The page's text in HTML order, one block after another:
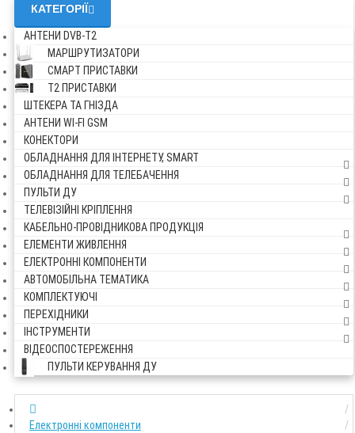
КАТЕГОРІЇ
АНТЕНИ DVB-Т2
МАРШРУТИЗАТОРИ
СМАРТ ПРИСТАВКИ
Т2 ПРИСТАВКИ
ШТЕКЕРА ТА ГНІЗДА
АНТЕНИ WI-FI GSM
КОНЕКТОРИ
ОБЛАДНАННЯ ДЛЯ ІНТЕРНЕТУ, SMART
ОБЛАДНАННЯ ДЛЯ ТЕЛЕБАЧЕННЯ
ПУЛЬТИ ДУ
ТЕЛЕВІЗІЙНІ КРІПЛЕННЯ
КАБЕЛЬНО-ПРОВІДНИКОВА ПРОДУКЦІЯ
ЕЛЕМЕНТИ ЖИВЛЕННЯ
ЕЛЕКТРОННІ КОМПОНЕНТИ
АВТОМОБІЛЬНА ТЕМАТИКА
КОМПЛЕКТУЮЧІ
ПЕРЕХІДНИКИ
ІНСТРУМЕНТИ
ВІДЕОСПОСТЕРЕЖЕННЯ
ПУЛЬТИ КЕРУВАННЯ ДУ
Електронні компоненти